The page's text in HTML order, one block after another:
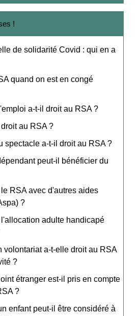
!
de solidarité Covid : qui en a
quand on est en congé
a-t-il droit au RSA ?
au RSA ?
spectacle a-t-il droit au RSA ?
peut-il bénéficier du
RSA avec d'autres aides
?
adulte handicapé
volontariat a-t-elle droit au RSA
?
étranger est-il pris en compte
?
enfant peut-il être considéré à